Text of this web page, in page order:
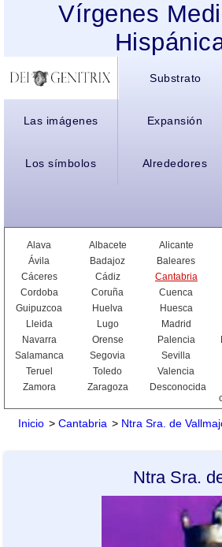
Vírgenes
Substrato
Las imágenes Expansión
Los símbolos Alrededores
Alava Albacete Alicante
Ávila
Badajoz Baleares
Cáceres
Cádiz Cantabria
Cordoba
Coruña Cuenca
Guipuzcoa
Huelva Huesca
Lleida
Lugo Madrid
Navarra
Orense Palencia
Salamanca
Segovia Sevilla
Teruel
Toledo Valencia
Zamora
Zaragoza Desconocida
Inicio > Cantabria > Ntra Sra. de
Ntra Sra.